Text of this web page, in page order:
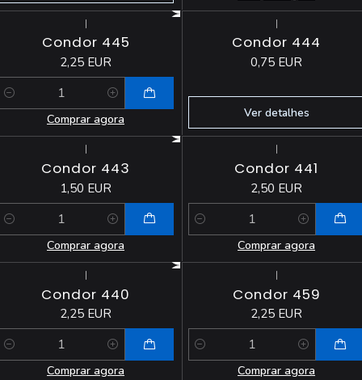
|
Condor 445
2,25 EUR
Comprar agora
|
Condor 444
0,75 EUR
Ver detalhes
|
Condor 443
1,50 EUR
Comprar agora
|
Condor 441
2,50 EUR
Quantidade
Comprar agora
|
Condor 440
2,25 EUR
Comprar agora
|
Condor 459
2,25 EUR
Quantidade
Comprar agora